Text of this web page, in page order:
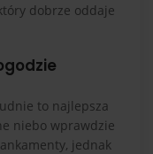
dobrze oddaje
to najlepsza
niebo wprawdzie
jednak